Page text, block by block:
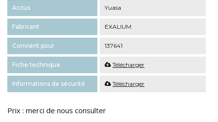
Accus Yuasa
Fabricant EXALIUM
Convient pour 137641
Fiche technique Télécharger
Informations de sécurité Télécharger
Prix : merci de nous consulter